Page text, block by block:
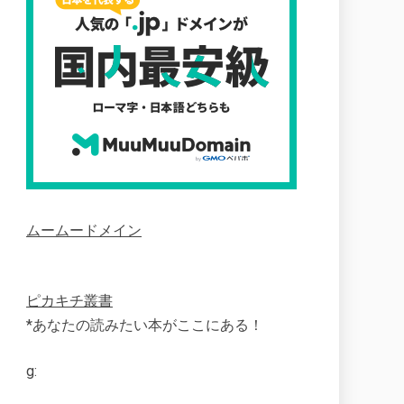
ムームードメイン
ピカキチ叢書
*あなたの読みたい本がここにある！
g: